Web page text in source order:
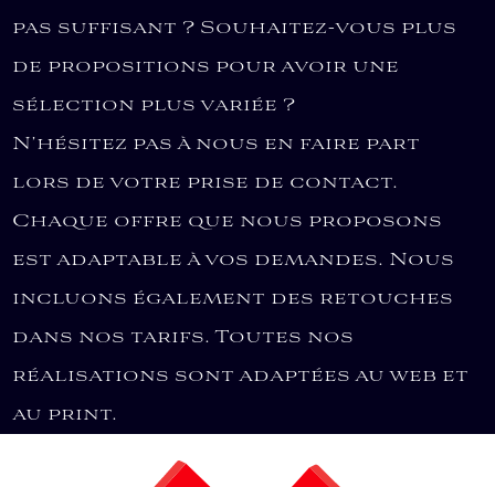
pas suffisant ? Souhaitez-vous plus
de propositions pour avoir une
sélection plus variée ?
N’hésitez pas à nous en faire part
lors de votre prise de contact.
Chaque offre que nous proposons
est adaptable à vos demandes. Nous
incluons également des retouches
dans nos tarifs. Toutes nos
réalisations sont adaptées au web et
au print.